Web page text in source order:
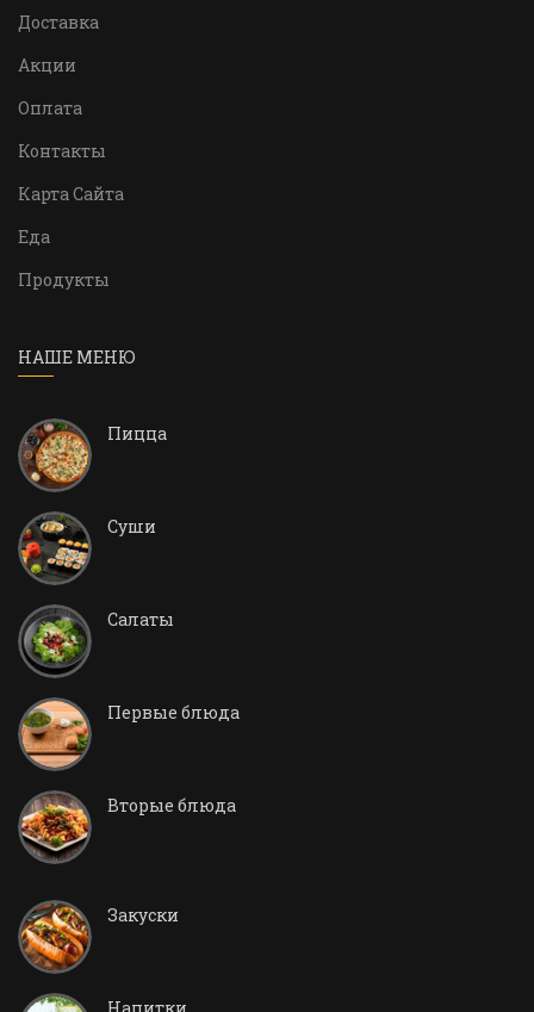
Доставка
Акции
Оплата
Контакты
Карта Сайта
Еда
Продукты
НАШЕ МЕНЮ
Пицца
Суши
Салаты
Первые блюда
Вторые блюда
Закуски